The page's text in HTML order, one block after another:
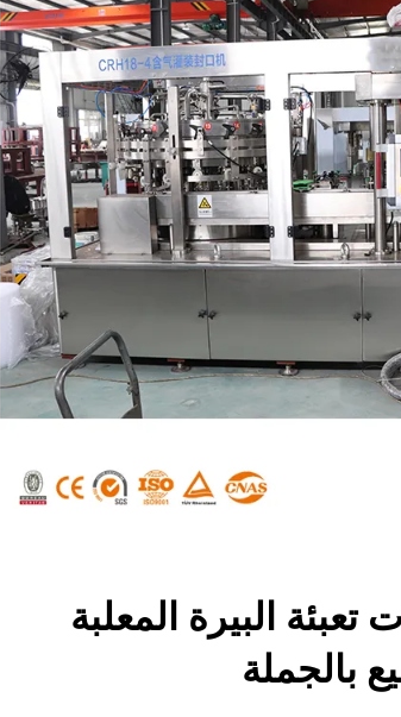
تعبئة البيرة المعلبة
بالجملة